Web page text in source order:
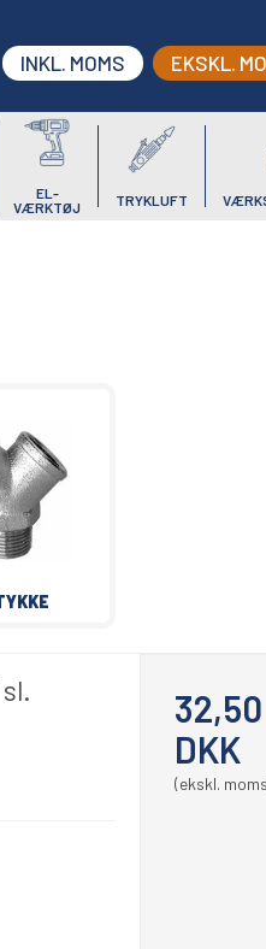
INKL. MOMS EKSKL.
EL-
VÆRKTØJ
TRYKLUFT
32,50
DKK
(ekskl.